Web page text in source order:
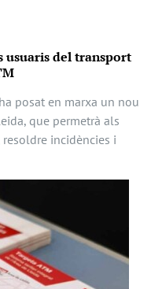
usuaris del transport
posat en marxa un nou
que permetrà als
incidències i